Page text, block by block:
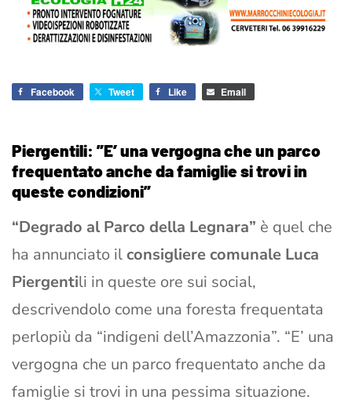
Facebook Tweet Like Email
Piergentili: ”E’ una vergogna che un parco
frequentato anche da famiglie si trovi in
queste condizioni”
“Degrado al Parco della Legnara” è quel che
ha annunciato ilconsigliere comunale Luca
Piergentili in queste ore sui social,
descrivendolo come una foresta frequentata
perlopiù da “indigeni dell’Amazzonia”. “E’ una
vergogna che un parco frequentato anche da
famiglie si trovi in una pessima situazione.